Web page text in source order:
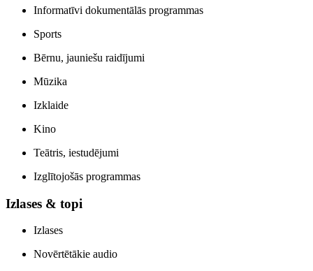
Informatīvi dokumentālās programmas
Sports
Bērnu, jauniešu raidījumi
Mūzika
Izklaide
Kino
Teātris, iestudējumi
Izglītojošās programmas
Izlases & topi
Izlases
Novērtētākie audio